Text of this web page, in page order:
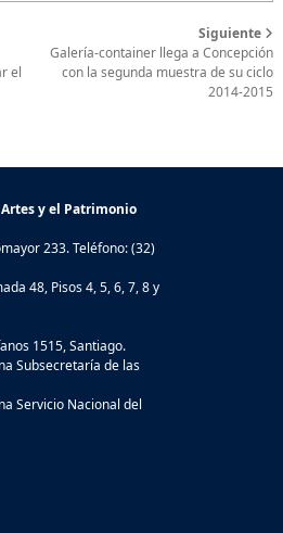
el
Siguiente
Galería-container llega a Concepción
con la segunda muestra de su ciclo
2014-2015
y el Patrimonio
233. Teléfono: (32)
48, Pisos 4, 5, 6, 7, 8 y
1515, Santiago.
Subsecretaría de las
Servicio Nacional del